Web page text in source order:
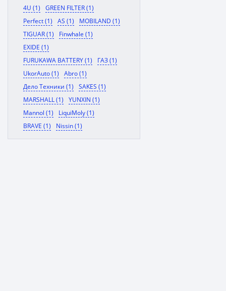
4U (1)
GREEN FILTER (1)
Perfect (1)
AS (1)
MOBILAND (1)
TIGUAR (1)
Finwhale (1)
EXIDE (1)
FURUKAWA BATTERY (1)
ГАЗ (1)
UkorAuto (1)
Abro (1)
Дело Техники (1)
SAKES (1)
MARSHALL (1)
YUNXIN (1)
Mannol (1)
LiquiMoly (1)
BRAVE (1)
Nissin (1)